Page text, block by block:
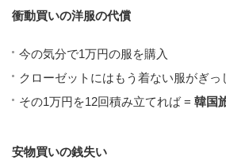
衝動買いの洋服の代償
今の気分で1万円の服を購入
クローゼットにはもう着ない服がぎっ
その1万円を12回積み立てれば = 韓国
安物買いの銭失い